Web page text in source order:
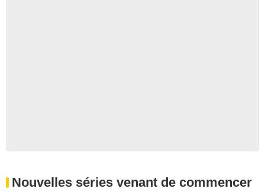
Nouvelles séries venant de commencer